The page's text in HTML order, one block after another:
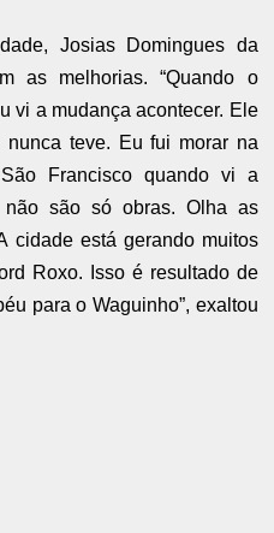
Josias Domingues da
as melhorias. “Quando o
vi a mudança acontecer. Ele
teve. Eu fui morar na
Francisco quando vi a
não são só obras. Olha as
cidade está gerando muitos
Roxo. Isso é resultado de
para o Waguinho”, exaltou